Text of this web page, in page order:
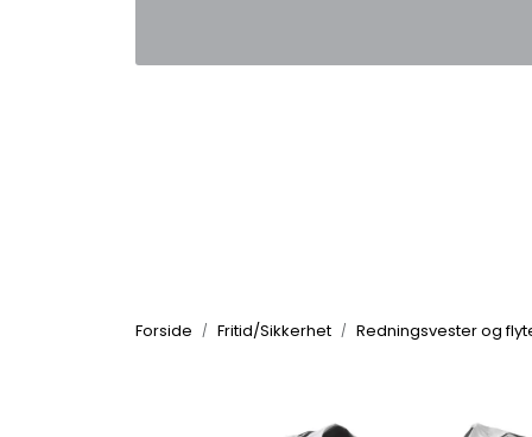
Forside Fritid/Sikkerhet Redningsvester og